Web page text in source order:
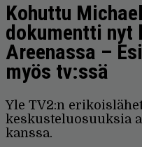
Kohuttu
dokumentti nyt
Areenassa –
myös tv:ssä
Yle TV2:n
keskusteluosuuksia
kanssa.